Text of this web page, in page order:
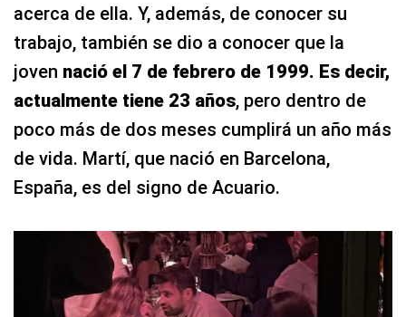
acerca de ella. Y, además, de conocer su
trabajo, también se dio a conocer que la
joven nació el 7 de febrero de 1999. Es decir,
actualmente tiene 23 años, pero dentro de
poco más de dos meses cumplirá un año más
de vida. Martí, que nació en Barcelona,
España, es del signo de Acuario.